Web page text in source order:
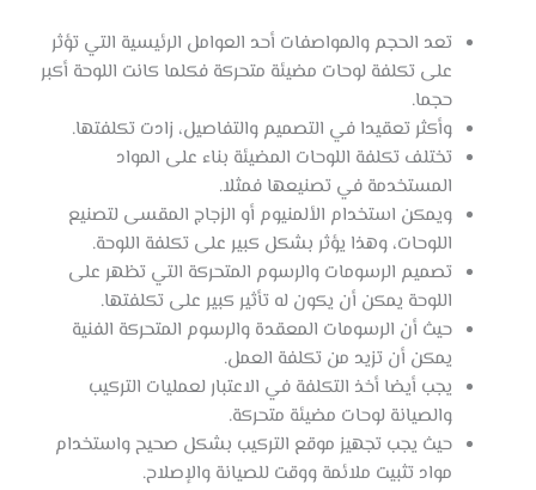
تعد الحجم والمواصفات أحد العوامل الرئيسية التي تؤثر
على تكلفة لوحات مضيئة متحركة فكلما كانت اللوحة أكبر
حجما.
وأكثر تعقيدا في التصميم والتفاصيل، زادت تكلفتها.
تختلف تكلفة اللوحات المضيئة بناء على المواد
المستخدمة في تصنيعها فمثلا.
ويمكن استخدام الألمنيوم أو الزجاج المقسى لتصنيع
اللوحات، وهذا يؤثر بشكل كبير على تكلفة اللوحة.
تصميم الرسومات والرسوم المتحركة التي تظهر على
اللوحة يمكن أن يكون له تأثير كبير على تكلفتها.
حيث أن الرسومات المعقدة والرسوم المتحركة الفنية
يمكن أن تزيد من تكلفة العمل.
يجب أيضا أخذ التكلفة في الاعتبار لعمليات التركيب
والصيانة لوحات مضيئة متحركة.
حيث يجب تجهيز موقع التركيب بشكل صحيح واستخدام
مواد تثبيت ملائمة ووقت للصيانة والإصلاح.